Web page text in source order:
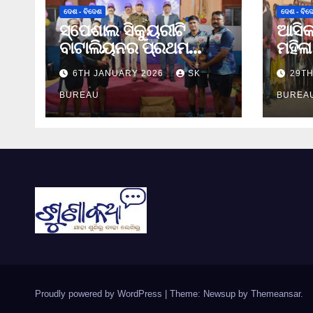
ଦେଶ - ବିଦେଶ
ସ୍ପେଶାଲ ସିକ୍ୟୁରୀଟି
ବାଟାଲିୟନର ପ୍ରଥମ
ବ୍ୟାଡମିଣ୍ଟନ
ଚାମ୍ପିଆନସିପ ଉଦଯାପିତ
6TH JANUARY 2026 SK
BUREAU
ଦେଶ -
୪୦
Proudly powered by WordPress Theme: Newsup by Themeansar.